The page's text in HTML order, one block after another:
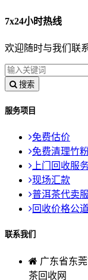
7x24小时热线
欢迎随时与我们联
搜索
服务项目
免费估价
免费清理竹
上门回收服
现场汇款
普洱茶代卖
回收价格公
联系我们
广东省东
茶回收网